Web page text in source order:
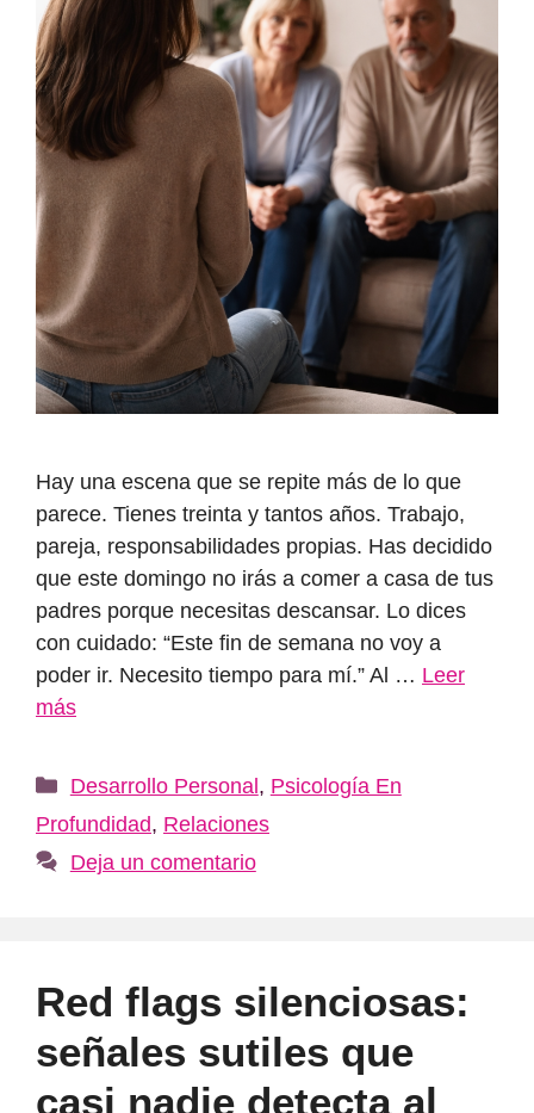
Hay una escena que se repite más de lo que
parece. Tienes treinta y tantos años. Trabajo,
pareja, responsabilidades propias. Has decidido
que este domingo no irás a comer a casa de tus
padres porque necesitas descansar. Lo dices
con cuidado: “Este fin de semana no voy a
poder ir. Necesito tiempo para mí.” Al … Leer
más
Categorías
Desarrollo Personal, Psicología En
Profundidad, Relaciones
Deja un comentario
Red flags silenciosas:
señales sutiles que
casi nadie detecta al